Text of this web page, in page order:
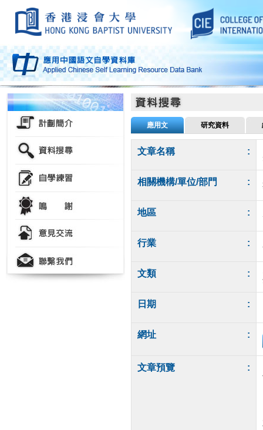
應用文 研究資料
文章名稱 :
相關機構/單位/部門 :
地區 :
行業 :
文類 :
日期 :
網址 :
文章預覽 :